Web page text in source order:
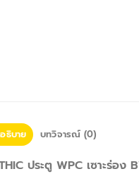
ธิบาย บทวิจารณ์ (0)
ประตู WPC เซาะร่อ